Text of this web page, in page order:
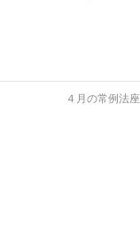
４月の常例法座